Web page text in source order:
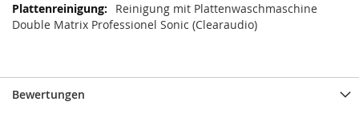
Reinigung mit Plattenwaschmaschine
Double Matrix Professionel Sonic (Clearaudio)
Bewertungen